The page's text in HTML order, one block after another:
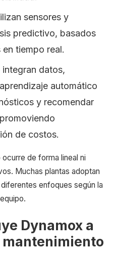
sensores y
predictivo, basados
tiempo real.
integran datos,
automático
y recomendar
de costos.
de forma lineal ni
Muchas plantas adoptan
enfoques según la
Dynamox a